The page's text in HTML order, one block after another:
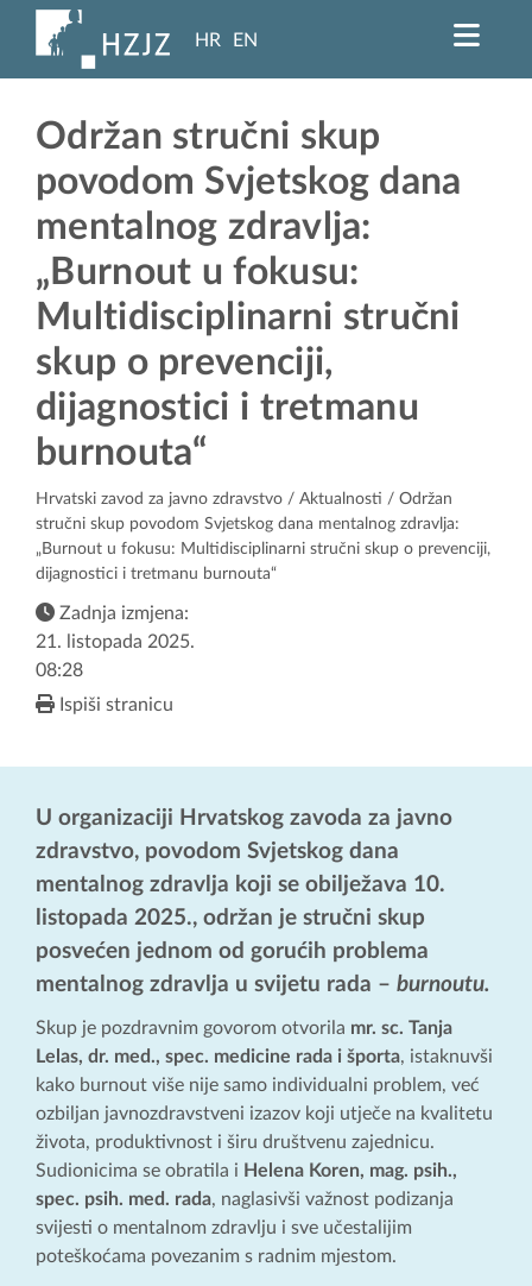
HR EN
Održan stručni skup
povodom Svjetskog dana
mentalnog zdravlja:
„Burnout u fokusu:
Multidisciplinarni stručni
skup o prevenciji,
dijagnostici i tretmanu
burnouta“
Hrvatski zavod za javno zdravstvo / Aktualnosti / Održan
stručni skup povodom Svjetskog dana mentalnog zdravlja:
„Burnout u fokusu: Multidisciplinarni stručni skup o prevenciji,
dijagnostici i tretmanu burnouta“
Zadnja izmjena:
21. listopada 2025.
08:28
Ispiši stranicu
U organizaciji Hrvatskog zavoda za javno
zdravstvo, povodom Svjetskog dana
mentalnog zdravlja koji se obilježava 10.
listopada 2025., održan je stručni skup
posvećen jednom od gorućih problema
mentalnog zdravlja u svijetu rada – burnoutu.
Skup je pozdravnim govorom otvorila mr. sc. Tanja
Lelas, dr. med., spec. medicine rada i športa, istaknuvši
kako burnout više nije samo individualni problem, već
ozbiljan javnozdravstveni izazov koji utječe na kvalitetu
života, produktivnost i širu društvenu zajednicu.
Sudionicima se obratila i Helena Koren, mag. psih.,
spec. psih. med. rada, naglasivši važnost podizanja
svijesti o mentalnom zdravlju i sve učestalijim
poteškoćama povezanim s radnim mjestom.